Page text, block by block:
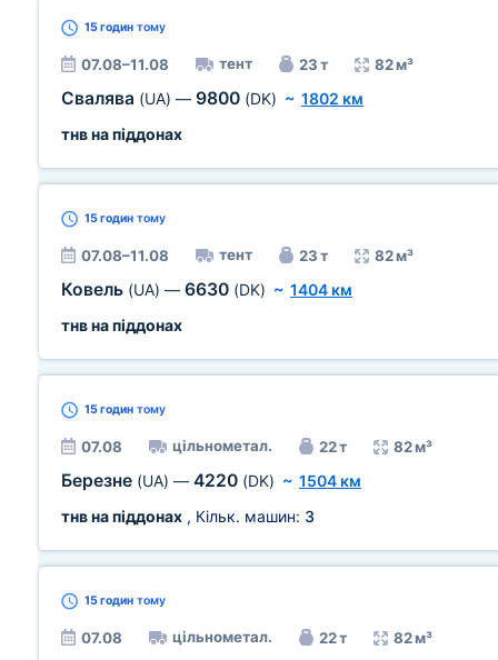
15 годин тому
07.08–11.08 тент 23 т 82 м³
Свалява (UA) — 9800 (DK) ~ 1802 км
тнв на піддонах
15 годин тому
07.08–11.08 тент 23 т 82 м³
Ковель (UA) — 6630 (DK) ~ 1404 км
тнв на піддонах
15 годин тому
07.08 цільнометал. 22 т 82 м³
Березне (UA) — 4220 (DK) ~ 1504 км
тнв на піддонах , Кільк. машин: 3
15 годин тому
07.08 цільнометал. 22 т 82 м³